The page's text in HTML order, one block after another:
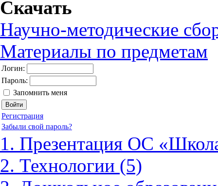
Скачать
Научно-методические
Материалы по предметам
Логин:
Пароль:
Запомнить меня
Регистрация
Забыли свой пароль?
1. Презентация ОС
2. Технологии (5)